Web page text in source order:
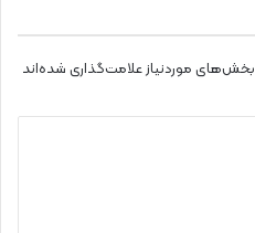
بخش‌های موردنیاز علامت‌گذاری شده‌اند